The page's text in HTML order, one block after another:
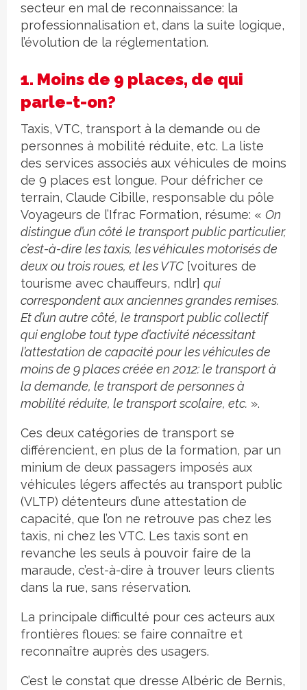
secteur en mal de reconnaissance: la
professionnalisation et, dans la suite logique,
l’évolution de la réglementation.
1. Moins de 9 places, de qui
parle-t-on?
Taxis, VTC, transport à la demande ou de
personnes à mobilité réduite, etc. La liste
des services associés aux véhicules de moins
de 9 places est longue. Pour défricher ce
terrain, Claude Cibille, responsable du pôle
Voyageurs de l’Ifrac Formation, résume: « On
distingue d’un côté le transport public particulier,
c’est-à-dire les taxis, les véhicules motorisés de
deux ou trois roues, et les VTC [voitures de
tourisme avec chauffeurs, ndlr] qui
correspondent aux anciennes grandes remises.
Et d’un autre côté, le transport public collectif
qui englobe tout type d’activité nécessitant
l’attestation de capacité pour les véhicules de
moins de 9 places créée en 2012: le transport à
la demande, le transport de personnes à
mobilité réduite, le transport scolaire, etc. ».
Ces deux catégories de transport se
différencient, en plus de la formation, par un
minium de deux passagers imposés aux
véhicules légers affectés au transport public
(VLTP) détenteurs d’une attestation de
capacité, que l’on ne retrouve pas chez les
taxis, ni chez les VTC. Les taxis sont en
revanche les seuls à pouvoir faire de la
maraude, c’est-à-dire à trouver leurs clients
dans la rue, sans réservation.
La principale difficulté pour ces acteurs aux
frontières floues: se faire connaître et
reconnaître auprès des usagers.
C’est le constat que dresse Albéric de Bernis,